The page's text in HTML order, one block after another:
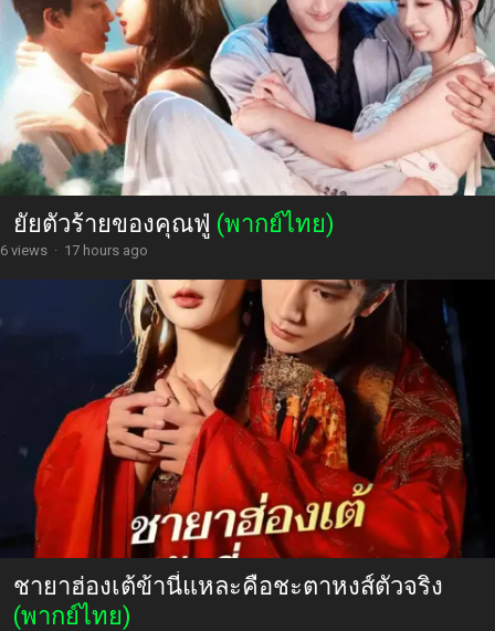
ยัยตัวร้ายของคุณฟู่ (พากย์ไทย)
6 views · 17 hours ago
ชายาฮ่องเต้ข้านี่แหละคือชะตาหงส์ตัวจริง
(พากย์ไทย)